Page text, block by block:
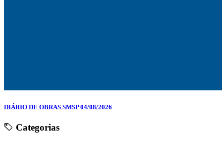
DIÁRIO DE OBRAS SMSP 04/08/2026
Categorias